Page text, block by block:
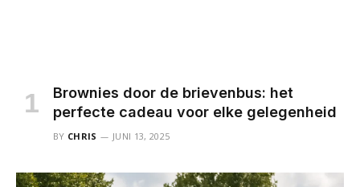
Brownies door de brievenbus: het
perfecte cadeau voor elke gelegenheid
BY CHRIS JUNI 13, 2025